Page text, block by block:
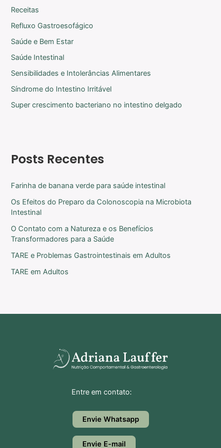
Receitas
Refluxo Gastroesofágico
Saúde e Bem Estar
Saúde Intestinal
Sensibilidades e Intolerâncias Alimentares
Síndrome do Intestino Irritável
Super crescimento bacteriano no intestino delgado
Posts Recentes
Farinha de banana verde para saúde intestinal
Os Efeitos do Preparo da Colonoscopia na Microbiota
Intestinal
O Contato com a Natureza e os Benefícios
Transformadores para a Saúde
TARE e Problemas Gastrointestinais em Adultos
TARE em Adultos
Entre em contato:
Envie Whatsapp
Envie E-mail